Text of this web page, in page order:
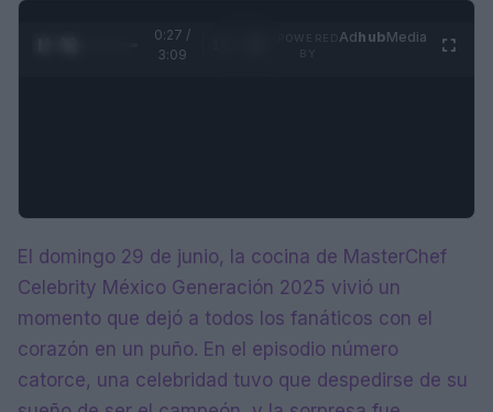
0:28 /
3:09
AdhubMedia
El domingo 29 de junio, la cocina de MasterChef
Celebrity México Generación 2025 vivió un
momento que dejó a todos los fanáticos con el
corazón en un puño. En el episodio número
catorce, una celebridad tuvo que despedirse de su